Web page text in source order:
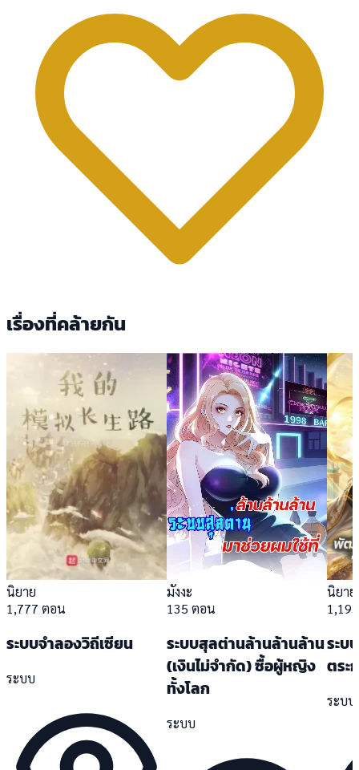
เรื่องที่คล้ายกัน
นิยาย
1,777 ตอน
ระบบจำลองวิถีเซียน
ระบบ
มังงะ
135 ตอน
ระบบสุลต่านล้านล้านล้าน
(เงินไม่จำกัด) ซื้อผู้หญิง
ทั้งโลก
ระบบ
นิยาย
ระบ
ตระ
ระบบ